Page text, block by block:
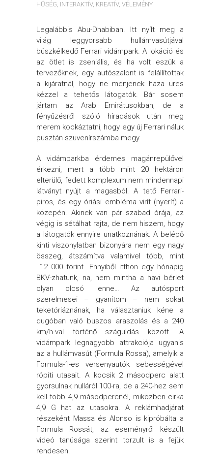
HŰSÉG, INTERAKTÍV, KREATÍV, VÉLEMÉNY
Legalábbis Abu-Dhabiban. Itt nyílt meg a
világ leggyorsabb hullámvasútjával
büszkélkedő Ferrari vidámpark. A lokáció és
az ötlet is zseniális, és ha volt eszük a
tervezőknek, egy autószalont is felállítottak
a kijáratnál, hogy ne menjenek haza üres
kézzel a tehetős látogatók. Bár sosem
jártam az Arab Emirátusokban, de a
fényűzésről szóló híradások után meg
merem kockáztatni, hogy egy új Ferrari náluk
pusztán szuvenírszámba megy.
A vidámparkba érdemes magánrepülővel
érkezni, mert a több mint 20 hektáron
elterülő, fedett komplexum nem mindennapi
látványt nyújt a magasból. A tető Ferrari-
piros, és egy óriási embléma virít (nyerít) a
közepén. Akinek van pár szabad órája, az
végig is sétálhat rajta, de nem hiszem, hogy
a látogatók ennyire unatkoznának. A belépő
kinti viszonylatban bizonyára nem egy nagy
összeg, átszámítva valamivel több, mint
12 000 forint. Ennyiből itthon egy hónapig
BKV-zhatunk, na, nem mintha a havi bérlet
olyan olcsó lenne… Az autósport
szerelmesei – gyanítom – nem sokat
teketóriáznának, ha választaniuk kéne a
dugóban való buszos araszolás és a 240
km/h-val történő száguldás között. A
vidámpark legnagyobb attrakciója ugyanis
az a hullámvasút (Formula Rossa), amelyik a
Formula-1-es versenyautók sebességével
röpíti utasait. A kocsik 2 másodperc alatt
gyorsulnak nulláról 100-ra, de a 240-hez sem
kell több 4,9 másodpercnél, miközben cirka
4,9 G hat az utasokra. A reklámhadjárat
részeként Massa és Alonso is kipróbálta a
Formula Rossát, az eseményről készült
videó tanúsága szerint torzult is a fejük
rendesen.